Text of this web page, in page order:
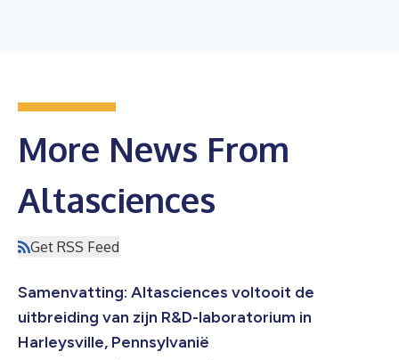
More News From
Altasciences
Get RSS Feed
Samenvatting: Altasciences voltooit de
uitbreiding van zijn R&D-laboratorium in
Harleysville, Pennsylvanië